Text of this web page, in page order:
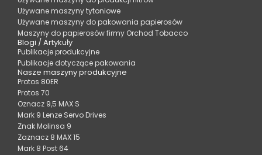
Używane maszyny tytoniowe
Używane maszyny do pakowania papierosów
Maszyny do papierosów firmy Orchod Tobacco
Blogi / Artykuły
Publikacje produkcyjne
Publikacje dotyczące pakowania
Nasze maszyny produkcyjne
Protos 80ER
Protos 70
Oznacz 9,5 MAX S
Mark 9 Lenze Servo Drives
Znak Molinsa 9
Zaznacz 8 MAX 15
Mark 8 Post 64